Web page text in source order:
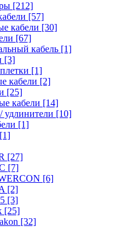
[212]
[57]
кабели [30]
[67]
кабель [1]
[3]
[1]
кабели [2]
[25]
кабели [14]
удлинители [10]
[1]
[1]
[27]
[7]
[6]
[2]
[3]
[25]
[32]